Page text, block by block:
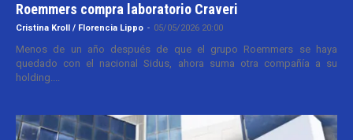
Roemmers compra laboratorio Craveri
Cristina Kroll / Florencia Lippo - 05/05/2026 20:00
Menos de un año después de que el grupo Roemmers se haya
quedado con el nacional Sidus, ahora suma otra compañía a su
holding....